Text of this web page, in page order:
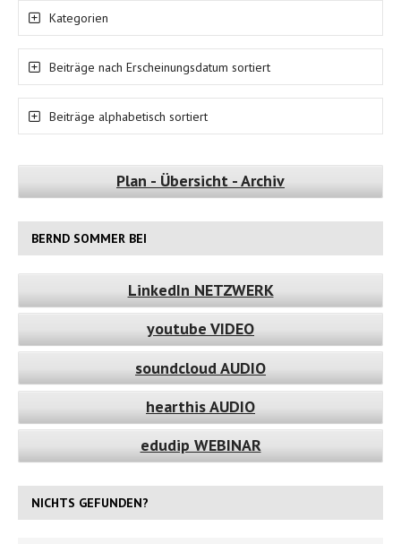
Kategorien
Beiträge nach Erscheinungsdatum sortiert
Beiträge alphabetisch sortiert
Plan - Übersicht - Archiv
BERND SOMMER BEI
LinkedIn NETZWERK
youtube VIDEO
soundcloud AUDIO
hearthis AUDIO
edudip WEBINAR
NICHTS GEFUNDEN?